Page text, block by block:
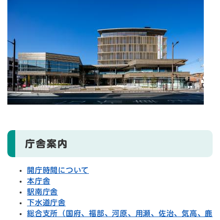
庁舎案内
開庁時間について
本庁舎
駅南庁舎
下水道庁舎
総合支所（国府、福部、河原、用瀬、佐治、気高、鹿